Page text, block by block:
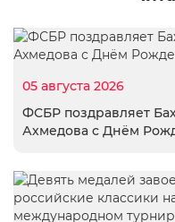
05 августа 2026
ФСБР поздравляет
Ахмедова с Днём